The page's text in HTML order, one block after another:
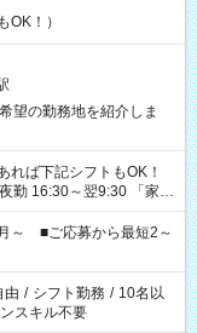
OK！）
の勤務地を紹介しま
～翌9:30 「家族
夕飯の準備がしたい」
ご希望を教えてください
で週40時間を超える場
～ ■ご応募から最短2～
由 / シフト勤務 / 10名以
スキル不要